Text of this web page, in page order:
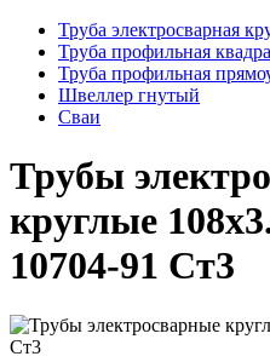
Труба электросварная
Труба профильная
Труба профильная
Швеллер гнутый
Сваи
Трубы
круглые
10704-91 Ст3